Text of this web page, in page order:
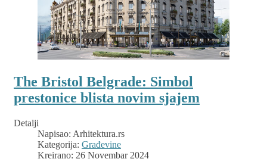
The Bristol Belgrade: Simbol
prestonice blista novim sjajem
Detalji
Napisao: Arhitektura.rs
Kategorija: Građevine
Kreirano: 26 Novembar 2024